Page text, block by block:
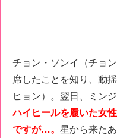
チョン・ソンイ（チョ
席したことを知り、動
ヒョン）。翌日、ミン
ハイヒールを履いた女
ですが…。 星から来た